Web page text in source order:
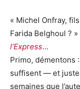
« Michel Onfray,
Farida Belghoul ?
l’Express…
Primo, démentons
suffisent — et
semaines que